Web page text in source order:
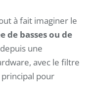
à fait imaginer le
de basses ou de
une
avec le filtre
pour